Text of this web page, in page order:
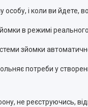
і коли ви йдете,
в режимі
зйомки
потреби у
не реєструючись,